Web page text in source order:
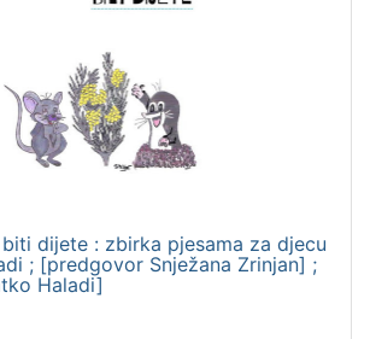
dijete : zbirka pjesama za djecu
; [predgovor Snježana Zrinjan] ;
Haladi]